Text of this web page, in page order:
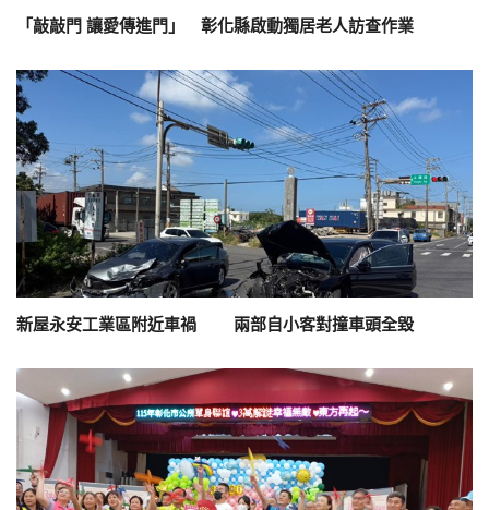
「敲敲門 讓愛傳進門」 彰化縣啟動獨居老人訪查作業
新屋永安工業區附近車禍 兩部自小客對撞車頭全毀